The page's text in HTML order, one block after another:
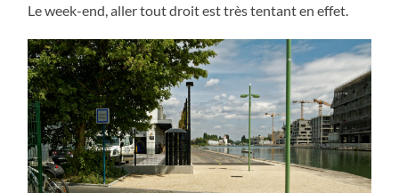
Le week-end, aller tout droit est très tentant en effet.